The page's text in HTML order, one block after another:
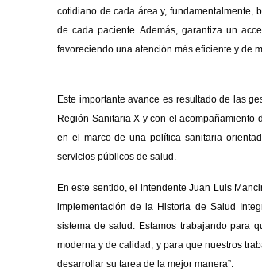
cotidiano de cada área y, fundamentalmente,
de cada paciente. Además, garantiza un
favoreciendo una atención más eficiente y de
Este importante avance es resultado de las
Región Sanitaria X y con el acompañamiento
en el marco de una política sanitaria
servicios públicos de salud.
En este sentido, el intendente Juan Luis
implementación de la Historia de Salud
sistema de salud. Estamos trabajando para
moderna y de calidad, y para que nuestros
desarrollar su tarea de la mejor manera”.